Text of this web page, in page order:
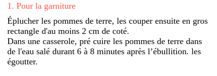
1 . Pour la garniture
Éplucher les pommes de terre, les couper ensuite en gros
rectangle d'au moins 2 cm de coté.
Dans une casserole, pré cuire les pommes de terre dans
de l'eau salé durant 6 à 8 minutes après l’ébullition. les
égoutter.